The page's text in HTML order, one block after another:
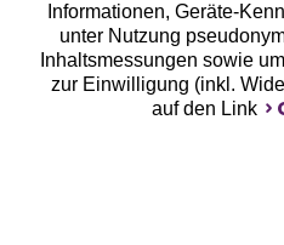
Informationen, Geräte-
unter Nutzung
Inhaltsmessungen sowie
zur Einwilligung (inkl.
auf den Link
LASCANA arbeitet mit